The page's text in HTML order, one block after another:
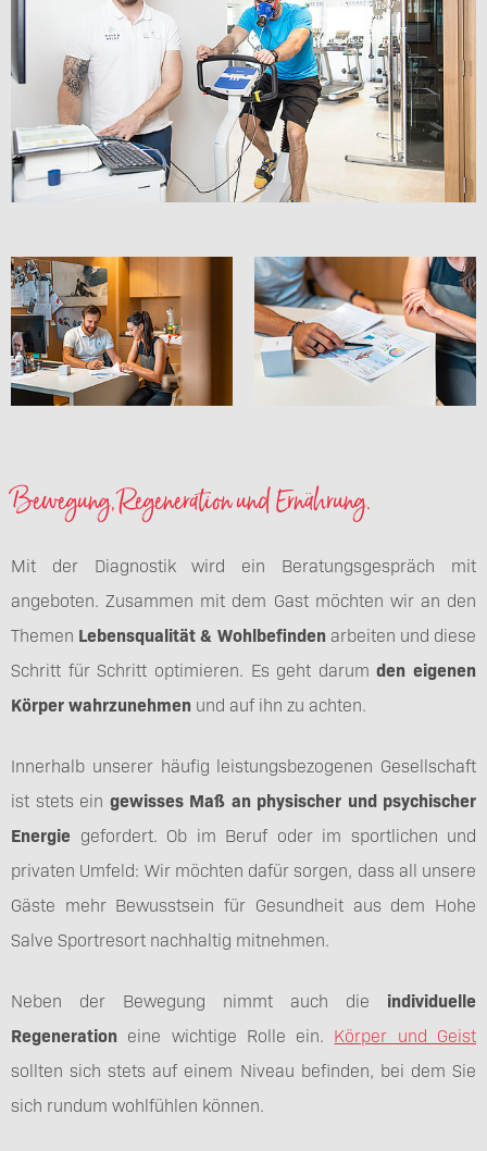
Bewegung, Regeneration und Ernährung.
Mit der Diagnostik wird ein Beratungsgespräch mit
angeboten. Zusammen mit dem Gast möchten wir an den
Themen Lebensqualität & Wohlbefindenarbeiten und diese
Schritt für Schritt optimieren. Es geht darumden eigenen
Körper wahrzunehmen und auf ihn zu achten.
Innerhalb unserer häufig leistungsbezogenen Gesellschaft
ist stets ein gewisses Maß an physischer und psychischer
Energie gefordert. Ob im Beruf oder im sportlichen und
privaten Umfeld: Wir möchten dafür sorgen, dass all unsere
Gäste mehr Bewusstsein für Gesundheit aus dem Hohe
Salve Sportresort nachhaltig mitnehmen.
Neben der Bewegung nimmt auch die individuelle
Regeneration eine wichtige Rolle ein. Körper und Geist
sollten sich stets auf einem Niveau befinden, bei dem Sie
sich rundum wohlfühlen können.